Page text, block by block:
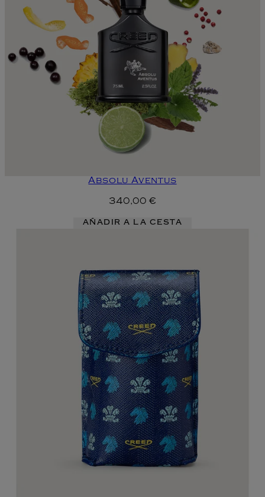
Absolu Aventus
340,00 €
AÑADIR A LA CESTA